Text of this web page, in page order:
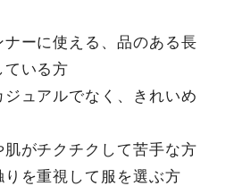
ナーに使える、品のある長
ている方
ジュアルでなく、きれいめ
肌がチクチクして苦手な方
りを重視して服を選ぶ方